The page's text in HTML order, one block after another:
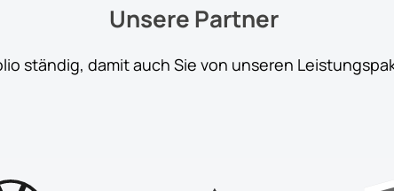
Unsere Partner
ständig, damit auch Sie von unseren